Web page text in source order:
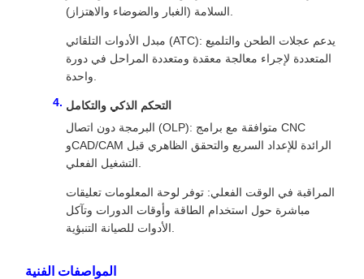
مبدل الأدوات التلقائي (ATC): يدعم عجلات الطحن والتلميع
المتعددة لإجراء معالجة معقدة ومتعددة المراحل في دورة
التحكم الذكي والتكامل
البرمجة دون اتصال (OLP): متوافقة مع برامج CNC
وCAD/CAM الرائدة للإعداد السريع والتحقق الظاهري قبل
المراقبة في الوقت الفعلي: توفر لوحة المعلومات تعليقات
مباشرة حول استخدام الطاقة وأوقات الدورات وتآكل
المواصفات الفنية